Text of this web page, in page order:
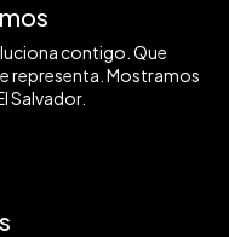
contigo. Que
representa. Mostramos
Salvador.